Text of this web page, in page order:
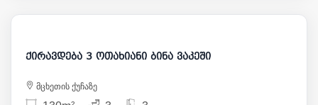
2 400
ქირავდება 3 ოთახიანი ბინა ვაკეში
მცხეთის ქუჩაზე